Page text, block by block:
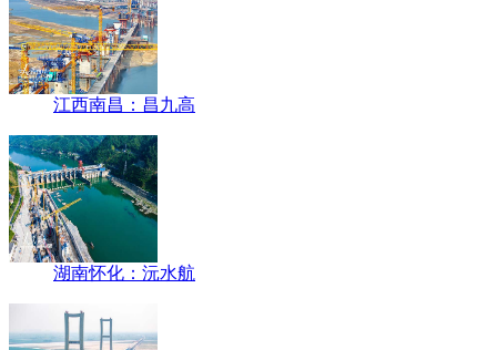
江西南昌：昌九高
湖南怀化：沅水航